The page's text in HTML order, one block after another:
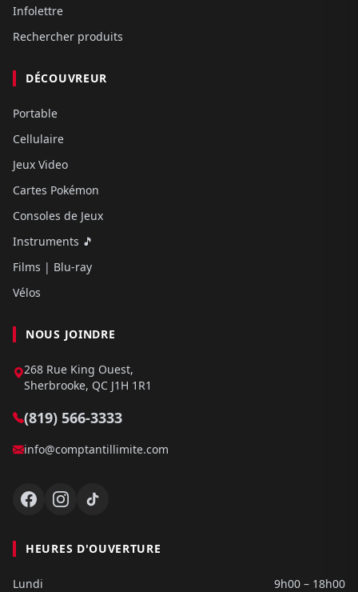
Infolettre
Rechercher produits
DÉCOUVREUR
Portable
Cellulaire
Jeux Video
Cartes Pokémon
Consoles de Jeux
Instruments 🎵
Films | Blu-ray
Vélos
NOUS JOINDRE
268 Rue King Ouest,
Sherbrooke, QC J1H 1R1
(819) 566-3333
info@comptantillimite.com
HEURES D'OUVERTURE
Lundi
9h00 – 18h00